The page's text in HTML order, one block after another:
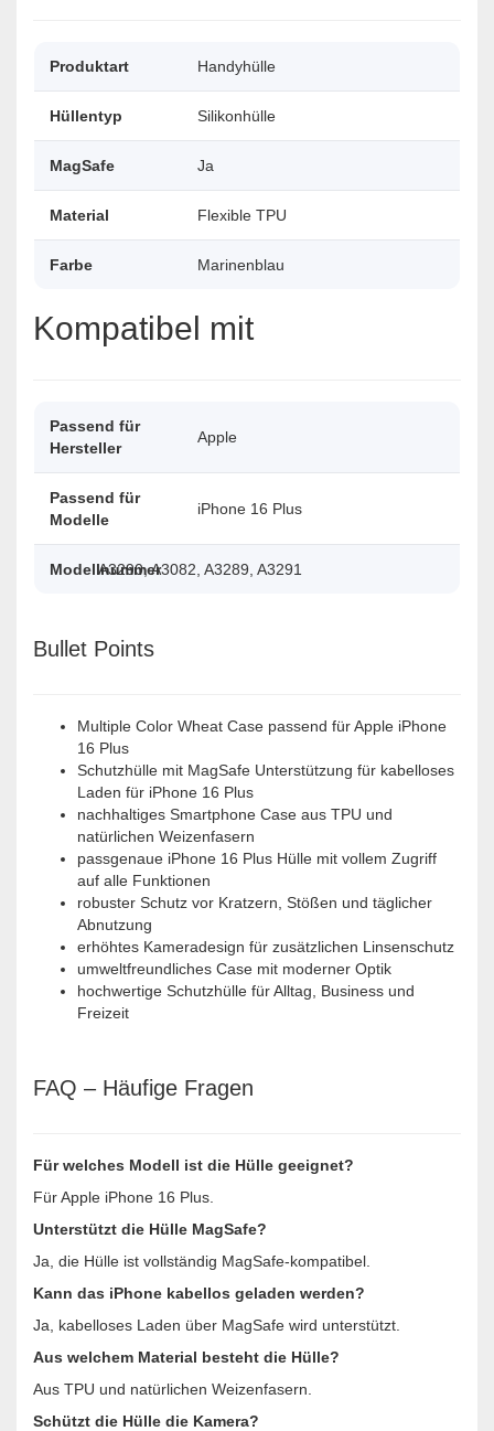
Produktart Handyhülle
Hüllentyp Silikonhülle
MagSafe Ja
Material Flexible TPU
Farbe Marinenblau
Kompatibel mit
Passend für
Hersteller
Apple
Passend für
Modelle
iPhone 16 Plus
Modellnummer
A3290, A3082, A3289, A3291
Bullet Points
Multiple Color Wheat Case passend für Apple iPhone
16 Plus
Schutzhülle mit MagSafe Unterstützung für kabelloses
Laden für iPhone 16 Plus
nachhaltiges Smartphone Case aus TPU und
natürlichen Weizenfasern
passgenaue iPhone 16 Plus Hülle mit vollem Zugriff
auf alle Funktionen
robuster Schutz vor Kratzern, Stößen und täglicher
Abnutzung
erhöhtes Kameradesign für zusätzlichen Linsenschutz
umweltfreundliches Case mit moderner Optik
hochwertige Schutzhülle für Alltag, Business und
Freizeit
FAQ – Häufige Fragen
Für welches Modell ist die Hülle geeignet?
Für Apple iPhone 16 Plus.
Unterstützt die Hülle MagSafe?
Ja, die Hülle ist vollständig MagSafe-kompatibel.
Kann das iPhone kabellos geladen werden?
Ja, kabelloses Laden über MagSafe wird unterstützt.
Aus welchem Material besteht die Hülle?
Aus TPU und natürlichen Weizenfasern.
Schützt die Hülle die Kamera?